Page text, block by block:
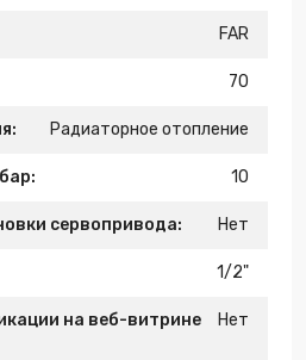
FAR
70
Радиаторное отопление
10
сервопривода: Нет
1/2"
на веб-витрине
Нет